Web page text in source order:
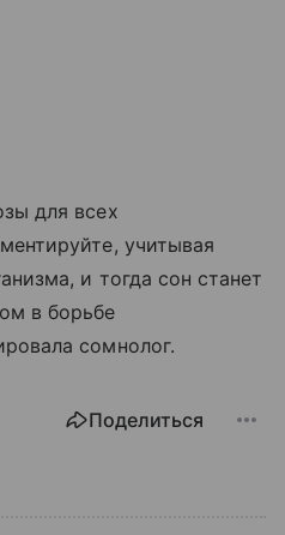
для всех
учитывая
и тогда сон станет
в борьбе
сомнолог.
Поделиться